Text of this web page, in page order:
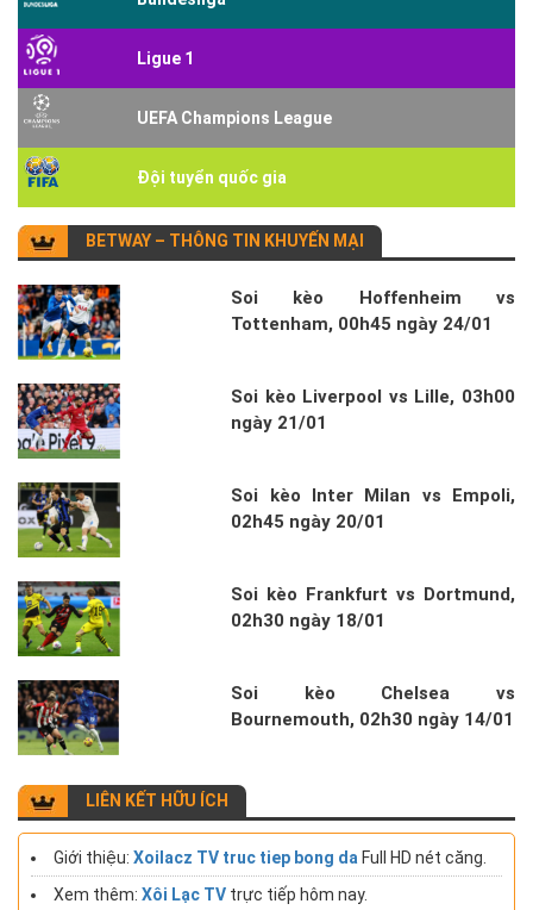
Ligue 1
UEFA Champions League
Đội tuyển quốc gia
BETWAY – THÔNG TIN KHUYẾN MẠI
Soi kèo Hoffenheim vs
Tottenham, 00h45 ngày 24/01
Soi kèo Liverpool vs Lille, 03h00
ngày 21/01
Soi kèo Inter Milan vs Empoli,
02h45 ngày 20/01
Soi kèo Frankfurt vs Dortmund,
02h30 ngày 18/01
Soi kèo Chelsea vs
Bournemouth, 02h30 ngày 14/01
LIÊN KẾT HỮU ÍCH
Giới thiệu: Xoilacz TV truc tiep bong da Full HD nét căng.
Xem thêm: Xôi Lạc TV trực tiếp hôm nay.